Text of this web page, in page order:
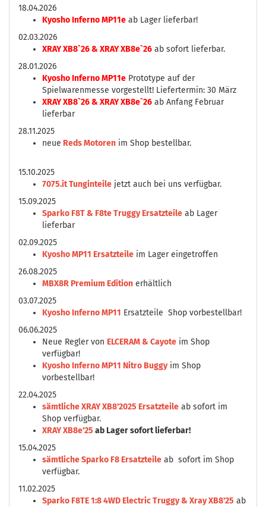
18.04.2026
Kyosho Inferno MP11e ab Lager lieferbar!
02.03.2026
XRAY XB8`26 & XRAY XB8e`26 ab sofort lieferbar.
28.01.2026
Kyosho Inferno MP11e Prototype auf der
Spielwarenmesse vorgestellt! Liefertermin: 30 März
XRAY XB8`26 & XRAY XB8e`26 ab Anfang Februar
lieferbar
28.11.2025
neue Reds Motoren im Shop bestellbar.
15.10.2025
7075.it Tunginteile jetzt auch bei uns verfügbar.
15.09.2025
Sparko F8T & F8te Truggy Ersatzteile ab Lager
lieferbar
02.09.2025
Kyosho MP11 Ersatzteile im Lager eingetroffen
26.08.2025
MBX8R Premium Edition erhältlich
03.07.2025
Kyosho Inferno MP11 Ersatzteile Shop vorbestellbar!
06.06.2025
Neue Regler von ELCERAM & Cayote im Shop
verfügbar!
Kyosho Inferno MP11 Nitro Buggyim Shop
vorbestellbar!
22.04.2025
sämtliche XRAY XB8'2025 Ersatzteile ab sofort im
Shop verfügbar.
XRAY XB8e'25 ab Lager sofort lieferbar!
15.04.2025
sämtliche Sparko F8 Ersatzteile ab sofort im Shop
verfügbar.
11.02.2025
Sparko F8TE 1:8 4WD Electric Truggy & Xray XB8'25 ab